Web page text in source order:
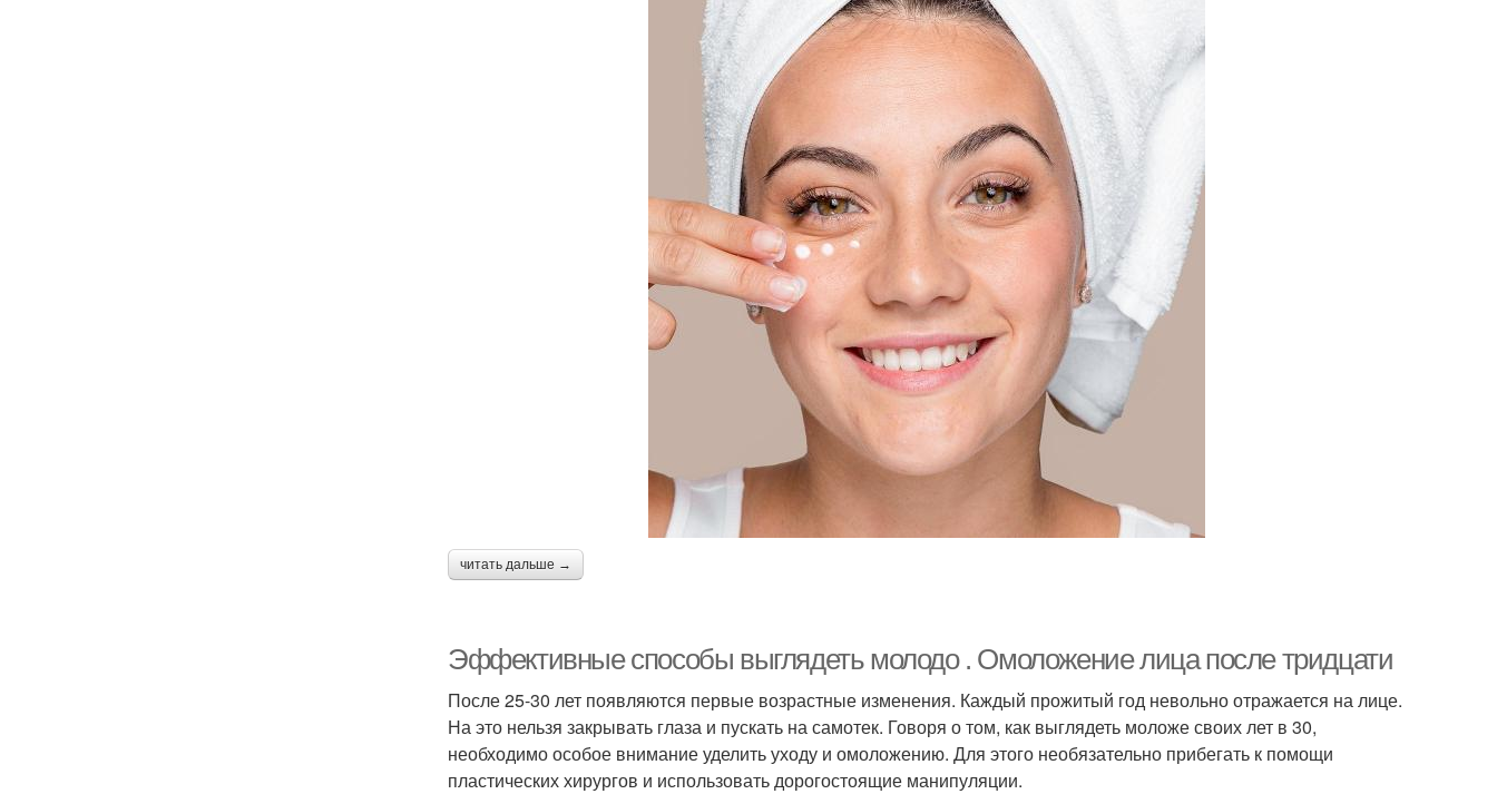
читать дальше →
Эффективные способы выглядеть молодо . Омоложение лица после тридцати
После 25-30 лет появляются первые возрастные изменения. Каждый прожитый год невольно отражается на лице.
На это нельзя закрывать глаза и пускать на самотек. Говоря о том, как выглядеть моложе своих лет в 30,
необходимо особое внимание уделить уходу и омоложению. Для этого необязательно прибегать к помощи
пластических хирургов и использовать дорогостоящие манипуляции.